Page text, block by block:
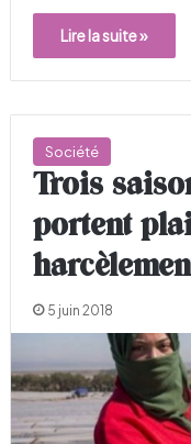
Lire la suite »
Société
Trois
portent
5 juin 2018